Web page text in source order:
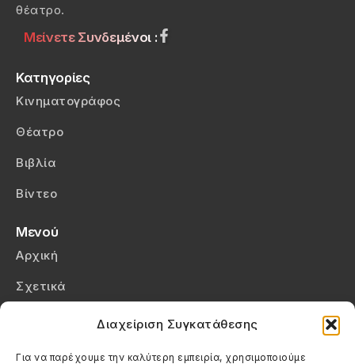
Διαχείριση Συγκατάθεσης
Για να παρέχουμε την καλύτερη εμπειρία, χρησιμοποιούμε
θέατρο.
Μείνετε Συνδεμένοι :
Κατηγορίες
Κινηματογράφος
Θέατρο
Βιβλία
Βίντεο
Μενού
Αρχική
Σχετικά